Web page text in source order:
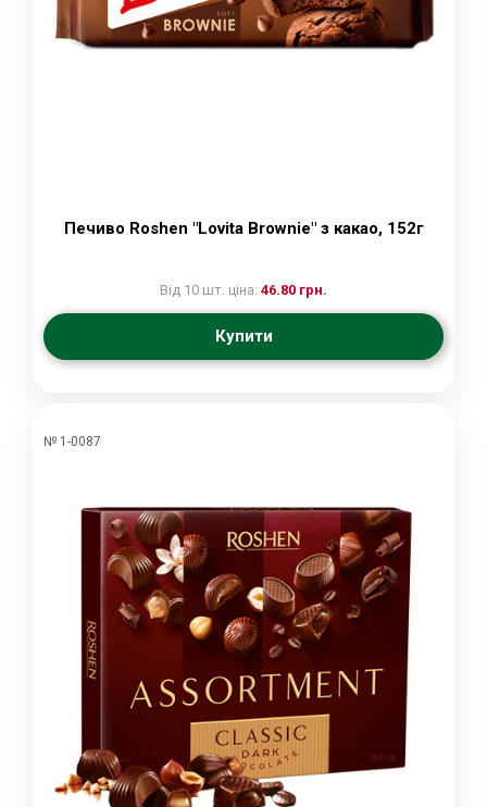
Печиво Roshen "Lovita Brownie" з какао, 152г
Від 10 шт. ціна: 46.80 грн.
Купити
№ 1-0087